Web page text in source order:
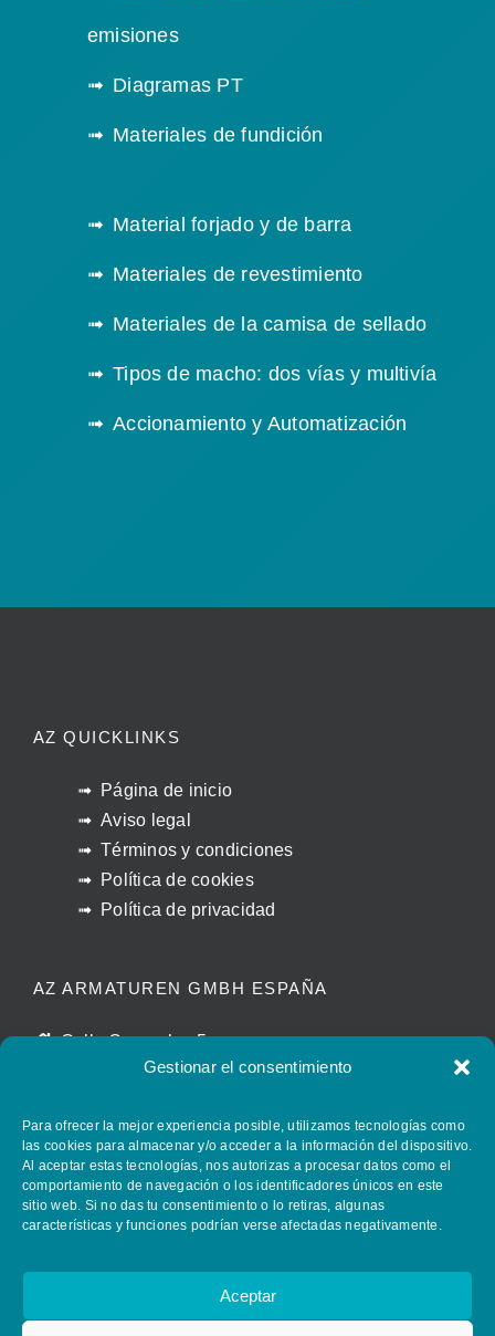
Gestionar el consentimiento
Para ofrecer la mejor experiencia posible, utilizamos tecnologías como
las cookies para almacenar y/o acceder a la información del dispositivo.
Al aceptar estas tecnologías, nos autorizas a procesar datos como el
comportamiento de navegación o los identificadores únicos en este
sitio web. Si no das tu consentimiento o lo retiras, algunas
características y funciones podrían verse afectadas negativamente.
Aceptar
emisiones
Diagramas PT
Materiales de fundición
Material forjado y de barra
Materiales de revestimiento
Materiales de la camisa de sellado
Tipos de macho: dos vías y multivía
Accionamiento y Automatización
AZ QUICKLINKS
Página de inicio
Aviso legal
Términos y condiciones
Política de cookies
Política de privacidad
AZ ARMATUREN GMBH ESPAÑA
Calle Caracolas 5
11011 Cádiz – España
+34 658 399 110
FOLLOW AZ ARMATUREN